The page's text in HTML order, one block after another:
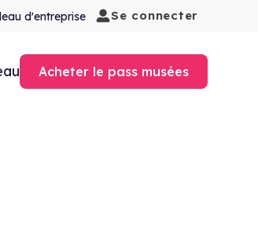
d'entreprise Se connecter
Acheter le pass musées